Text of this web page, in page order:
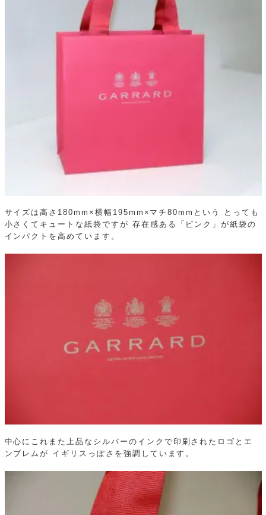
サイズは高さ180mm×横幅195mm×マチ80mmという
とっても
小さくてキュートな紙袋ですが 存在感ある「ピンク」が紙袋の
インパクトを高めています。
中心にこれまた上品なシルバーのインクで印刷されたロゴとエ
ンブレムが
イギリスっぽさを強調しています。